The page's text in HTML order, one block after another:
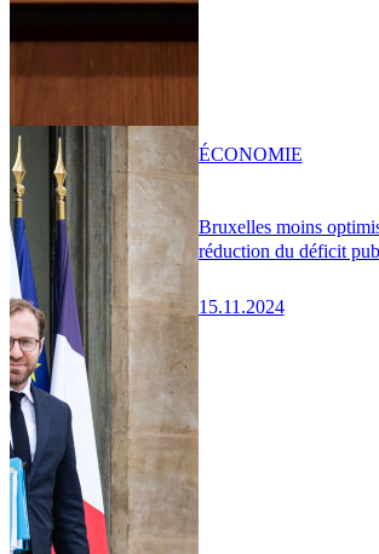
Bruxelles moins
réduction du déficit
15.11.2024
ÉCONOMIE